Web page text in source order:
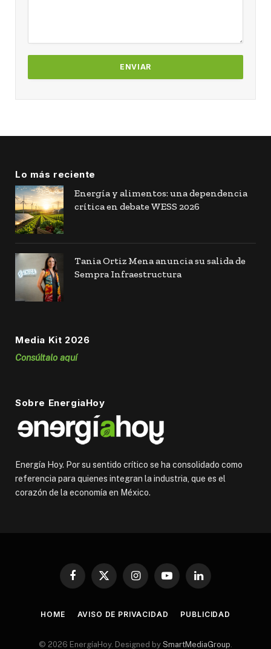
Lo más reciente
Energía y alimentos: una dependencia
crítica en debate WESS 2026
Tania Ortiz Mena anuncia su salida de
Sempra Infraestructura
Media Kit 2026
Consúltalo aquí
Sobre EnergiaHoy
Energía Hoy. Por su sentido crítico se ha consolidado como
referencia para quienes integran la industria, que es el
corazón de la economía en México.
Facebook
X
InstagramYouTubeLinkedIn
HOME AVISO DE PRIVACIDAD PUBLICIDAD
© 2026 EnergíaHoy. Designed by SmartMediaGroup.